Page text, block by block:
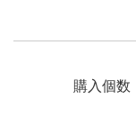
購入個数